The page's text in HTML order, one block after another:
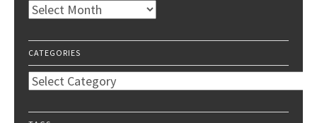
Archives
CATEGORIES
Categories